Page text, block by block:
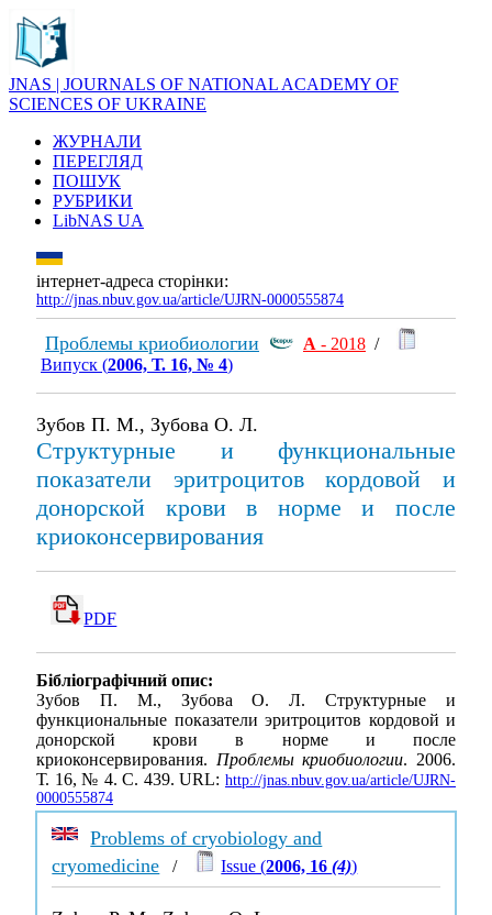
JNAS | JOURNALS OF NATIONAL ACADEMY OF
SCIENCES OF UKRAINE
ЖУРНАЛИ
ПЕРЕГЛЯД
ПОШУК
РУБРИКИ
LibNAS UA
інтернет-адреса сторінки:
http://jnas.nbuv.gov.ua/article/UJRN-0000555874
Проблемы криобиологии А - 2018 /
Випуск (2006, Т. 16, № 4)
Зубов П. М., Зубова О. Л.
Структурные и функциональные
показатели эритроцитов кордовой и
донорской крови в норме и после
криоконсервирования
PDF
Бібліографічний опис:
Зубов П. М., Зубова О. Л. Структурные и
функциональные показатели эритроцитов кордовой и
донорской крови в норме и после
криоконсервирования. Проблемы криобиологии. 2006.
Т. 16, № 4. С. 439. URL: http://jnas.nbuv.gov.ua/article/UJRN-
0000555874
Problems of cryobiology and
cryomedicine / Issue (2006, 16(4))